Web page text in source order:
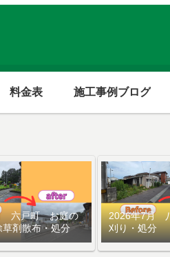
料金表 施工事例ブログ
六戸町 お庭の
剤散布・処分
2026年7月
刈り・処分